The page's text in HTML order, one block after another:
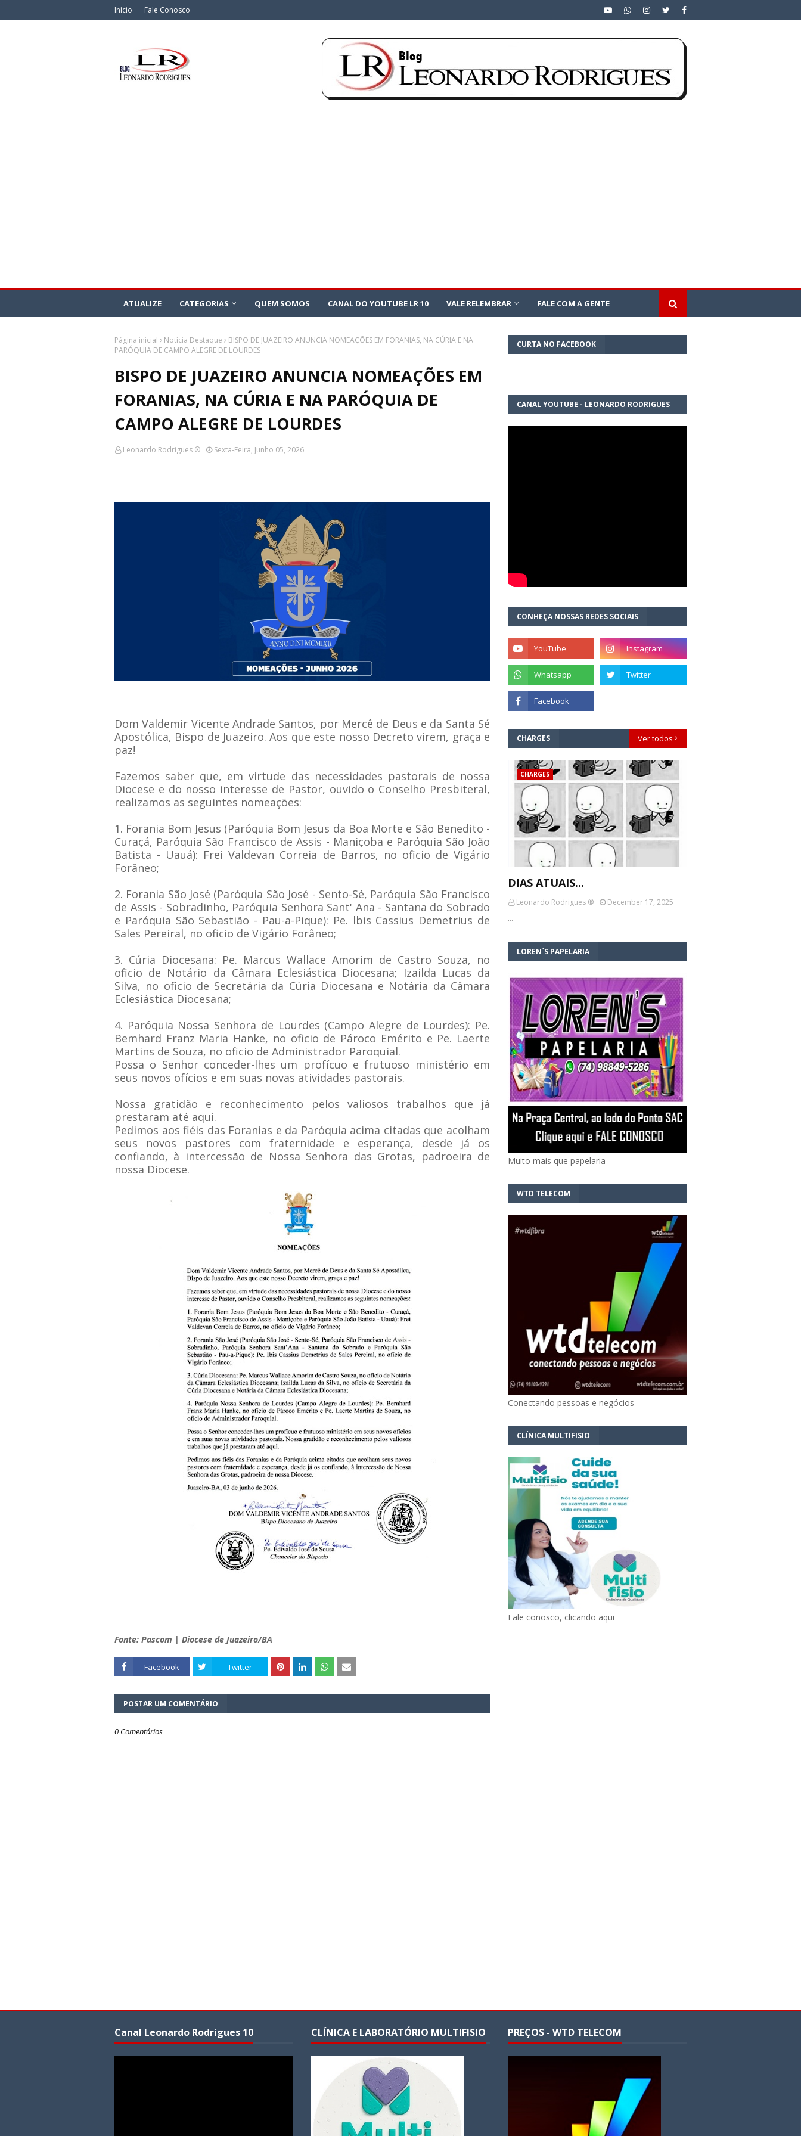
Início Fale Conosco
ATUALIZE CATEGORIAS QUEM SOMOS CANAL DO YOUTUBE LR 10 VALE RELEMBRAR FALE COM A GENTE
Página inicial Notícia Destaque
BISPO DE JUAZEIRO ANUNCIA NOMEAÇÕES EM FORANIAS, NA CÚRIA E NA
PARÓQUIA DE CAMPO ALEGRE DE LOURDES
BISPO DE JUAZEIRO ANUNCIA NOMEAÇÕES EM
FORANIAS, NA CÚRIA E NA PARÓQUIA DE
CAMPO ALEGRE DE LOURDES
Leonardo Rodrigues ® Sexta-Feira, Junho 05, 2026
Dom Valdemir Vicente Andrade Santos, por Mercê de Deus e da Santa Sé
Apostólica, Bispo de Juazeiro. Aos que este nosso Decreto virem, graça e
paz!
Fazemos saber que, em virtude das necessidades pastorais de nossa
Diocese e do nosso interesse de Pastor, ouvido o Conselho Presbiteral,
realizamos as seguintes nomeações:
1. Forania Bom Jesus (Paróquia Bom Jesus da Boa Morte e São Benedito -
Curaçá, Paróquia São Francisco de Assis - Maniçoba e Paróquia São João
Batista - Uauá): FreiValdevan Correia de Barros, no oficio de Vigário
Forâneo;
2. Forania São José (Paróquia São José - Sento-Sé, Paróquia São Francisco
de Assis - Sobradinho, Paróquia Senhora Sant' Ana - Santana do Sobrado
e Paróquia São Sebastião - Pau-a-Pique): Pe. lbis Cassius Demetrius de
Sales Pereiral, no oficio de Vigário Forâneo;
3. Cúria Diocesana: Pe. Marcus Wallace Amorim de Castro Souza, no
oficio de Notário da Câmara Eclesiástica Diocesana; Izailda Lucas da
Silva, no oficio de Secretária da Cúria Diocesana e Notária da Câmara
Eclesiástica Diocesana;
4. Paróquia Nossa Senhora de Lourdes (Campo Alegre de Lourdes): Pe.
Bemhard Franz Maria Hanke, no oficio de Pároco Emérito e Pe. Laerte
Martins de Souza, no oficio de Administrador Paroquial.
Possa o Senhor conceder-lhes um profícuo e frutuoso ministério em
seus novos ofícios e em suas novas atividades pastorais.
Nossa gratidão e reconhecimento pelos valiosos trabalhos que já
prestaram até aqui.
Pedimos aos fiéis das Foranias e da Paróquia acima citadas que acolham
seus novos pastores com fraternidade e esperança, desde já os
confiando, à intercessão de Nossa Senhora das Grotas, padroeira de
nossa Diocese.
Fonte: Pascom | Diocese de Juazeiro/BA
Facebook Twitter
POSTAR UM COMENTÁRIO
0 Comentários
CURTA NO FACEBOOK
CANAL YOUTUBE - LEONARDO RODRIGUES
CONHEÇA NOSSAS REDES SOCIAIS
CHARGES Ver todos
CHARGES
DIAS ATUAIS...
Leonardo Rodrigues ®
December 17, 2025
…
LOREN´S PAPELARIA
Muito mais que papelaria
WTD TELECOM
Conectando pessoas e negócios
CLÍNICA MULTIFISIO
Fale conosco, clicando aqui
Canal Leonardo Rodrigues 10 CLÍNICA E LABORATÓRIO MULTIFISIO PREÇOS - WTD TELECOM